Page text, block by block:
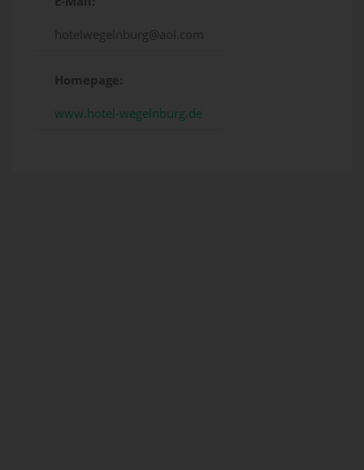
hotelwegelnburg@aol.com
Homepage:
www.hotel-wegelnburg.de